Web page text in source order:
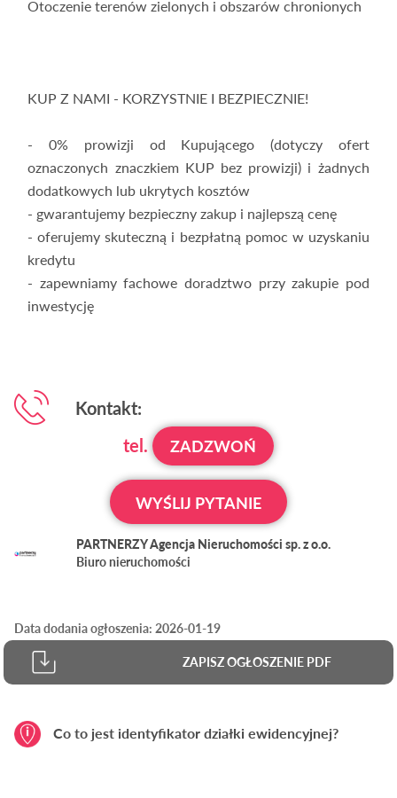
Co to jest identyfikator działki ewidencyjnej?
Otoczenie terenów zielonych i obszarów chronionych
KUP Z NAMI - KORZYSTNIE I BEZPIECZNIE!
- 0% prowizji od Kupującego (dotyczy ofert
oznaczonych znaczkiem KUP bez prowizji) i żadnych
dodatkowych lub ukrytych kosztów
- gwarantujemy bezpieczny zakup i najlepszą cenę
- oferujemy skuteczną i bezpłatną pomoc w uzyskaniu
kredytu
- zapewniamy fachowe doradztwo przy zakupie pod
inwestycję
Kontakt:
tel.
ZADZWOŃ
WYŚLIJ PYTANIE
PARTNERZY Agencja Nieruchomości sp. z o.o.
Biuro nieruchomości
Data dodania ogłoszenia: 2026-01-19
ZAPISZ OGŁOSZENIE PDF